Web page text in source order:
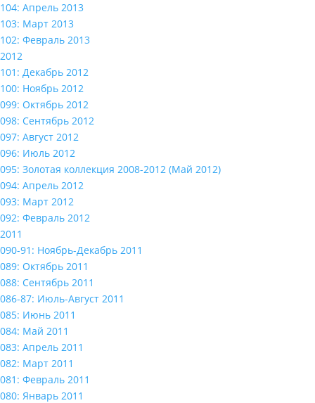
104: Апрель 2013
103: Март 2013
102: Февраль 2013
2012
101: Декабрь 2012
100: Ноябрь 2012
099: Октябрь 2012
098: Сентябрь 2012
097: Август 2012
096: Июль 2012
095: Золотая коллекция 2008-2012 (Май 2012)
094: Апрель 2012
093: Март 2012
092: Февраль 2012
2011
090-91: Ноябрь-Декабрь 2011
089: Октябрь 2011
088: Сентябрь 2011
086-87: Июль-Август 2011
085: Июнь 2011
084: Май 2011
083: Апрель 2011
082: Март 2011
081: Февраль 2011
080: Январь 2011